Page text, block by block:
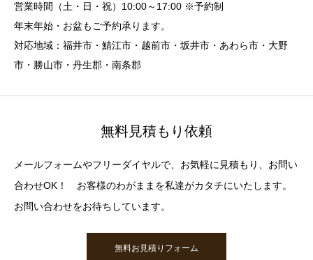
営業時間（土・日・祝）10:00～17:00 ※予約制
年末年始・お盆もご予約承ります。
対応地域：福井市・鯖江市・越前市・坂井市・あわら市・大野
市・勝山市・丹生郡・南条郡
無料見積もり依頼
メールフォームやフリーダイヤルで、お気軽に見積もり、お問い
合わせOK！ お客様のわがままを私達がカタチにいたします。
お問い合わせをお待ちしています。
無料お見積りフォーム